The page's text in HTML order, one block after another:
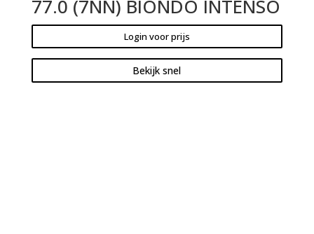
77.0 (7NN) BIONDO INTENSO
Login voor prijs
Bekijk snel